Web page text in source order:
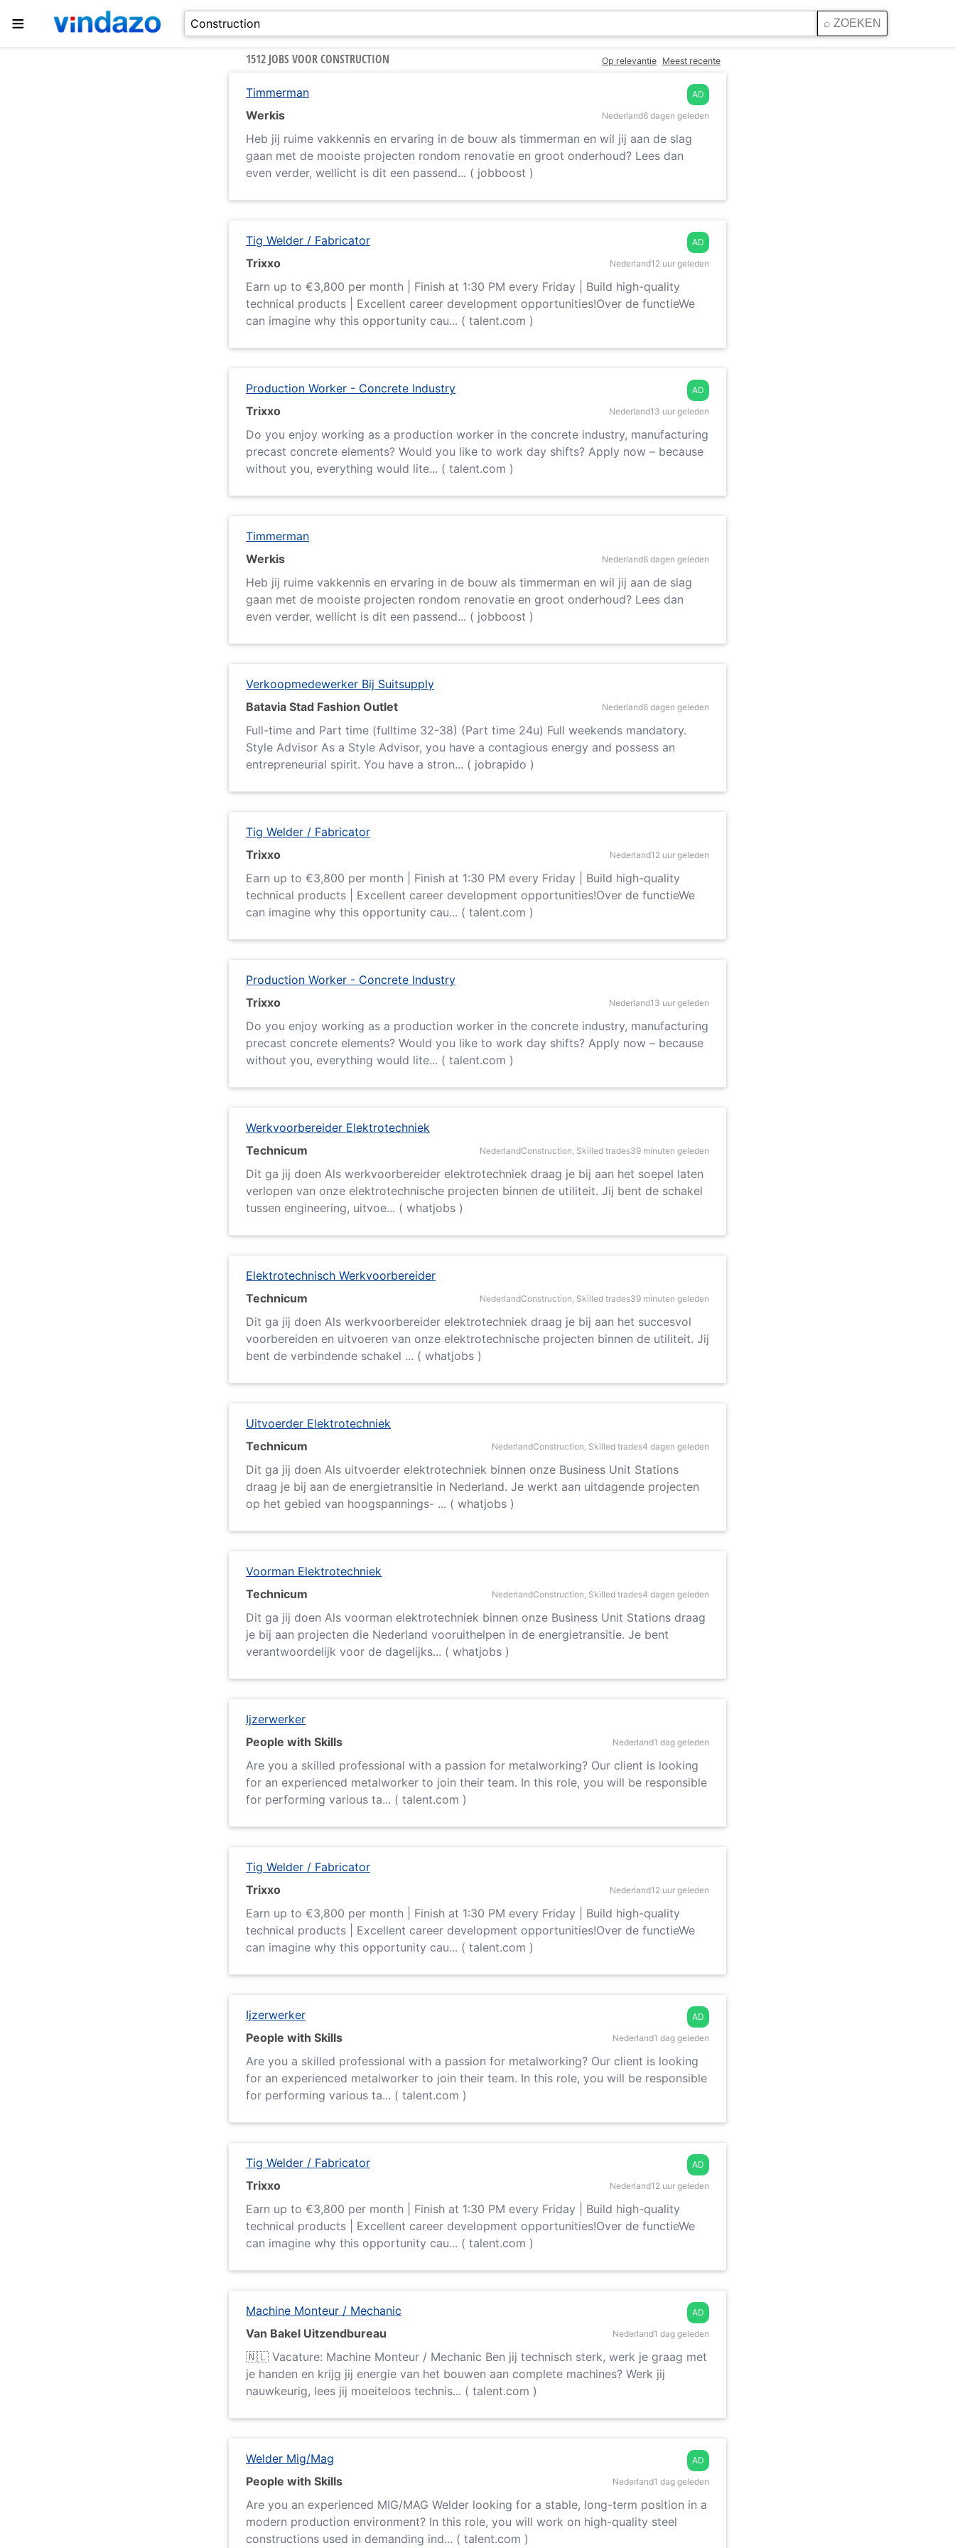
≡
Op relevantie Meest recente
1512 JOBS VOOR CONSTRUCTION
AD
Timmerman
Werkis
Nederland6 dagen geleden
Heb jij ruime vakkennis en ervaring in de bouw als timmerman en wil jij aan de slag
gaan met de mooiste projecten rondom renovatie en groot onderhoud? Lees dan
even verder, wellicht is dit een passend... ( jobboost )
AD
Tig Welder / Fabricator
Trixxo
Nederland12 uur geleden
Earn up to €3,800 per month | Finish at 1:30 PM every Friday | Build high-quality
technical products | Excellent career development opportunities!Over de functieWe
can imagine why this opportunity cau... ( talent.com )
AD
Production Worker - Concrete Industry
Trixxo
Nederland13 uur geleden
Do you enjoy working as a production worker in the concrete industry, manufacturing
precast concrete elements? Would you like to work day shifts? Apply now – because
without you, everything would lite... ( talent.com )
Timmerman
Werkis
Nederland6 dagen geleden
Heb jij ruime vakkennis en ervaring in de bouw als timmerman en wil jij aan de slag
gaan met de mooiste projecten rondom renovatie en groot onderhoud? Lees dan
even verder, wellicht is dit een passend... ( jobboost )
Verkoopmedewerker Bij Suitsupply
Batavia Stad Fashion Outlet
Nederland6 dagen geleden
Full-time and Part time (fulltime 32-38) (Part time 24u) Full weekends mandatory.
Style Advisor As a Style Advisor, you have a contagious energy and possess an
entrepreneurial spirit. You have a stron... ( jobrapido )
Tig Welder / Fabricator
Trixxo
Nederland12 uur geleden
Earn up to €3,800 per month | Finish at 1:30 PM every Friday | Build high-quality
technical products | Excellent career development opportunities!Over de functieWe
can imagine why this opportunity cau... ( talent.com )
Production Worker - Concrete Industry
Trixxo
Nederland13 uur geleden
Do you enjoy working as a production worker in the concrete industry, manufacturing
precast concrete elements? Would you like to work day shifts? Apply now – because
without you, everything would lite... ( talent.com )
Werkvoorbereider Elektrotechniek
Technicum
NederlandConstruction, Skilled trades39 minuten geleden
Dit ga jij doen Als werkvoorbereider elektrotechniek draag je bij aan het soepel laten
verlopen van onze elektrotechnische projecten binnen de utiliteit. Jij bent de schakel
tussen engineering, uitvoe... ( whatjobs )
Elektrotechnisch Werkvoorbereider
Technicum
NederlandConstruction, Skilled trades39 minuten geleden
Dit ga jij doen Als werkvoorbereider elektrotechniek draag je bij aan het succesvol
voorbereiden en uitvoeren van onze elektrotechnische projecten binnen de utiliteit. Jij
bent de verbindende schakel ... ( whatjobs )
Uitvoerder Elektrotechniek
Technicum
NederlandConstruction, Skilled trades4 dagen geleden
Dit ga jij doen Als uitvoerder elektrotechniek binnen onze Business Unit Stations
draag je bij aan de energietransitie in Nederland. Je werkt aan uitdagende projecten
op het gebied van hoogspannings- ... ( whatjobs )
Voorman Elektrotechniek
Technicum
NederlandConstruction, Skilled trades4 dagen geleden
Dit ga jij doen Als voorman elektrotechniek binnen onze Business Unit Stations draag
je bij aan projecten die Nederland vooruithelpen in de energietransitie. Je bent
verantwoordelijk voor de dagelijks... ( whatjobs )
Ijzerwerker
People with Skills
Nederland1 dag geleden
Are you a skilled professional with a passion for metalworking? Our client is looking
for an experienced metalworker to join their team. In this role, you will be responsible
for performing various ta... ( talent.com )
Tig Welder / Fabricator
Trixxo
Nederland12 uur geleden
Earn up to €3,800 per month | Finish at 1:30 PM every Friday | Build high-quality
technical products | Excellent career development opportunities!Over de functieWe
can imagine why this opportunity cau... ( talent.com )
AD
Ijzerwerker
People with Skills
Nederland1 dag geleden
Are you a skilled professional with a passion for metalworking? Our client is looking
for an experienced metalworker to join their team. In this role, you will be responsible
for performing various ta... ( talent.com )
AD
Tig Welder / Fabricator
Trixxo
Nederland12 uur geleden
Earn up to €3,800 per month | Finish at 1:30 PM every Friday | Build high-quality
technical products | Excellent career development opportunities!Over de functieWe
can imagine why this opportunity cau... ( talent.com )
AD
Machine Monteur / Mechanic
Van Bakel Uitzendbureau
Nederland1 dag geleden
🇳🇱 Vacature: Machine Monteur / Mechanic Ben jij technisch sterk, werk je graag met
je handen en krijg jij energie van het bouwen aan complete machines? Werk jij
nauwkeurig, lees jij moeiteloos technis... ( talent.com )
AD
Welder Mig/Mag
People with Skills
Nederland1 dag geleden
Are you an experienced MIG/MAG Welder looking for a stable, long-term position in a
modern production environment? In this role, you will work on high-quality steel
constructions used in demanding ind... ( talent.com )